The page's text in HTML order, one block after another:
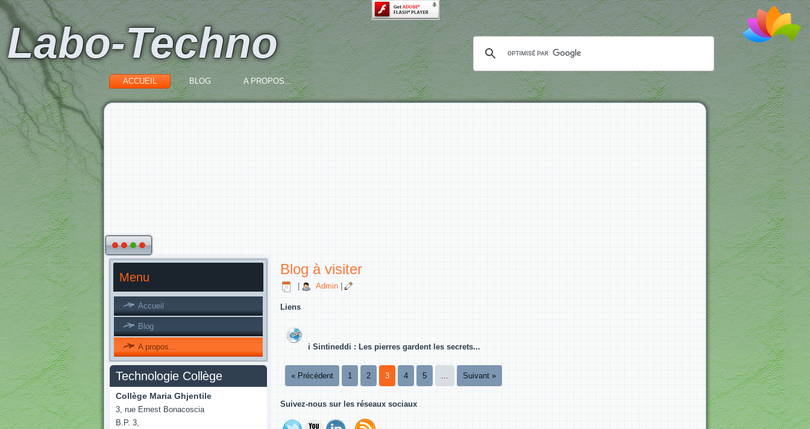
Labo-Techno
ACCUEIL BLOG A PROPOS...
Menu
Accueil
Blog
A propos...
Technologie Collège
Collège Maria Ghjentile
3, rue Ernest Bonacoscia
B.P. 3,
Blog à visiter
Admin
Liens
i Sintineddi : Les pierres gardent les secrets...
« Précédent 1 2 3 4 5 ... Suivant »
Suivez-nous sur les réseaux sociaux